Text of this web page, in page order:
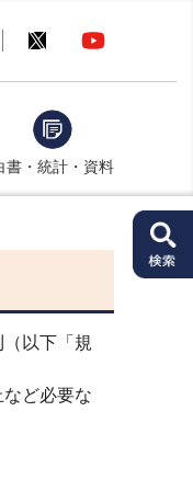
書・統計・資料
以下「規
ど必要な